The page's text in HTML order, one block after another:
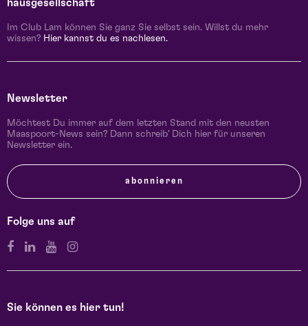
hausgesellschaft
Im Club Lam können Sie ganz Sie selbst sein. Willst du mehr
wissen? Hier kannst du es nachlesen.
Newsletter
Möchtest Du immer auf dem letzten Stand mit den neusten
Maaspoort-News sein? Dann schreib' Dich hier für unseren
Newsletter ein.
abonnieren
Folge uns auf
Sie können es hier tun!